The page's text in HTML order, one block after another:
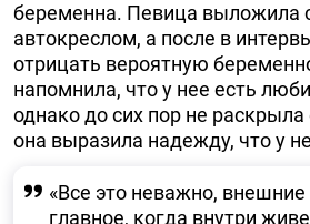
беременна. Певица выложила
автокреслом, а после в
отрицать вероятную
напомнила, что у нее есть
однако до сих пор не
она выразила надежду, что у
«Все это неважно,
главное, когда внутри